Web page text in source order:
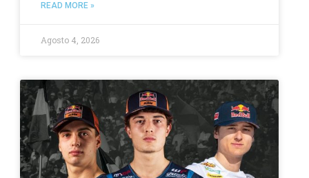
READ MORE »
Agosto 4, 2026